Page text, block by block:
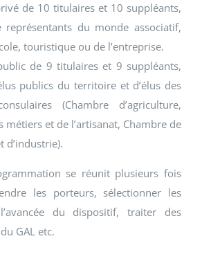
de 10 titulaires et 10 suppléants,
représentants du monde associatif,
touristique ou de l’entreprise.
de 9 titulaires et 9 suppléants,
publics du territoire et d’élus des
(Chambre d’agriculture,
métiers et de l’artisanat, Chambre de
d’industrie).
se réunit plusieurs fois
les porteurs, sélectionner les
du dispositif, traiter des
GAL etc.